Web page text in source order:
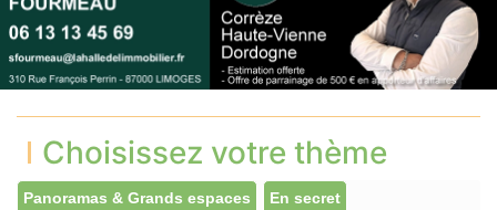
Choisissez votre thème
Panoramas & Grands espaces En secret